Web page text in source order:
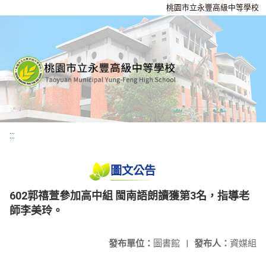
桃園市立永豐高級中等學校
:::
圖文公告
602郭禧萱參加高中組 閩南語朗讀獲第3名，指導老
師李美玲。
發布人： 資媒組
發布單位： 圖書館 |